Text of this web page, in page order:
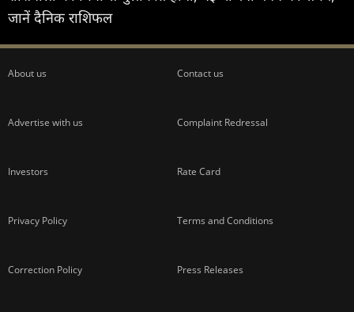
जानें दैनिक राशिफल
About us Contact us
Advertise with us Complaint Redressal
Investors Rate Card
Privacy Policy Terms and Conditions
Correction Policy Press Releases